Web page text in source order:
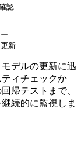
認
デルの更新に迅
ィチェックか
帰テストまで、
続的に監視しま